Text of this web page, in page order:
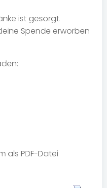
ist gesorgt.
Spende erworben
als PDF-Datei